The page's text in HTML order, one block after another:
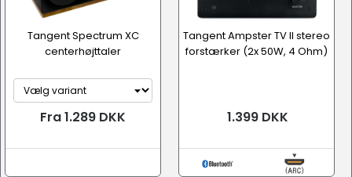
Tangent Spectrum XC
centerhøjttaler
Fra 1.289 DKK
Tangent Ampster TV II stereo
forstærker (2x 50W, 4 Ohm)
1.399 DKK